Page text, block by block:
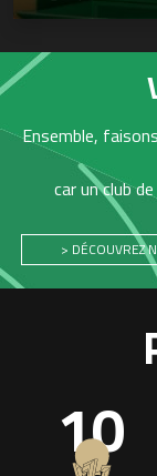
Ensemble,
car un club
> DÉCOUVREZ
10